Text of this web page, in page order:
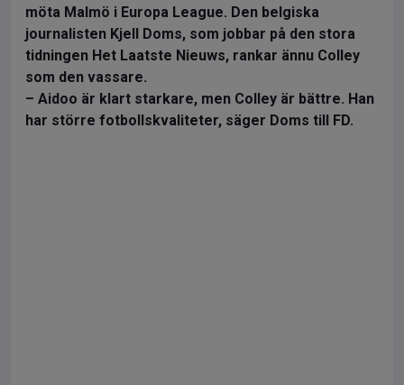
möta Malmö i Europa League. Den belgiska
journalisten Kjell Doms, som jobbar på den stora
tidningen Het Laatste Nieuws, rankar ännu Colley
som den vassare.
– Aidoo är klart starkare, men Colley är bättre. Han
har större fotbollskvaliteter, säger Doms till FD.